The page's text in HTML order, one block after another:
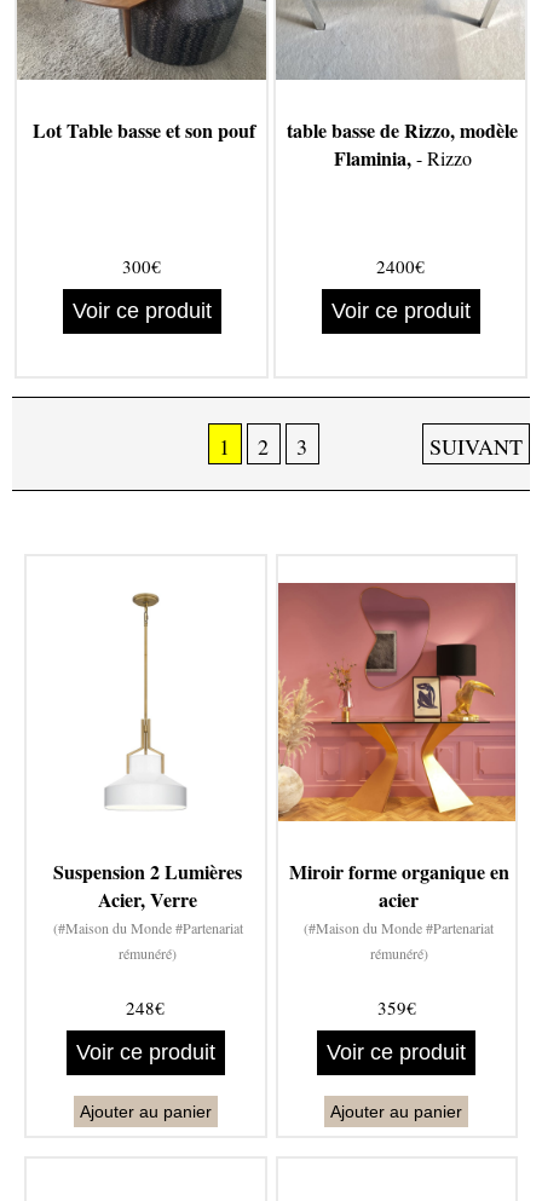
Lot Table basse et son pouf
300€
Voir ce produit
table basse de Rizzo, modèle
Flaminia,- Rizzo
2400€
Voir ce produit
1 2 3 SUIVANT
Suspension 2 Lumières
Acier, Verre
(#Maison du Monde #Partenariat
rémunéré)
248€
Voir ce produit
Ajouter au panier
Miroir forme organique en
acier
(#Maison du Monde #Partenariat
rémunéré)
359€
Voir ce produit
Ajouter au panier